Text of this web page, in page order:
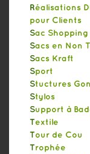
Réalisations Diverses
pour Clients
Sac
Sacs en Non
Sacs Kraft
Sport
Stuctures
Stylos
Support à
Textile
Tour de Cou
Trophée